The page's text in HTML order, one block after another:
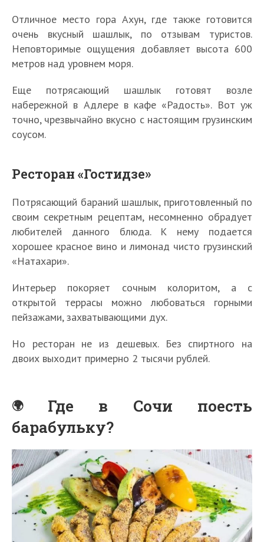
Отличное место гора Ахун, где также готовится
очень вкусный шашлык, по отзывам туристов.
Неповторимые ощущения добавляет высота 600
метров над уровнем моря.
Еще потрясающий шашлык готовят возле
набережной в Адлере в кафе «Радость». Вот уж
точно, чрезвычайно вкусно с настоящим грузинским
соусом.
Ресторан «Гостидзе»
Потрясающий бараний шашлык, приготовленный по
своим секретным рецептам, несомненно обрадует
любителей данного блюда. К нему подается
хорошее красное вино и лимонад чисто грузинский
«Натахари».
Интерьер покоряет сочным колоритом, а с
открытой террасы можно любоваться горными
пейзажами, захватывающими дух.
Но ресторан не из дешевых. Без спиртного на
двоих выходит примерно 2 тысячи рублей.
Где в Сочи поесть
барабульку?